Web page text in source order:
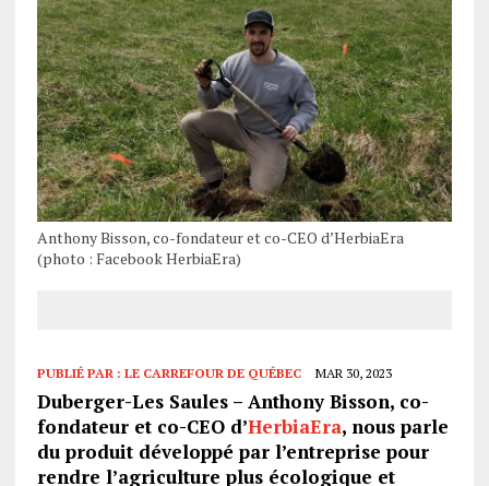
Anthony Bisson, co-fondateur et co-CEO d’HerbiaEra
(photo : Facebook HerbiaEra)
PUBLIÉ PAR : LE CARREFOUR DE QUÉBEC MAR 30, 2023
Duberger-Les Saules – Anthony Bisson, co-
fondateur et co-CEO d’HerbiaEra, nous parle
du produit développé par l’entreprise pour
rendre l’agriculture plus écologique et